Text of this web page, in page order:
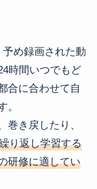
め録画された動
時間いつでもど
合に合わせて自
。
巻き戻したり、
り返し学習する
研修に適してい